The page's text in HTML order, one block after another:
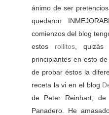
ánimo de ser
quedaron
comienzos del blog
estos rollitos, quizás
principiantes en esto
de probar éstos la
receta la vi en el blog
de Peter Reinhart,
Panadero. He